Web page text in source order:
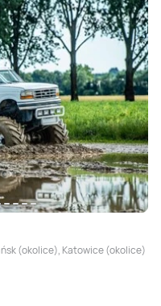
(okolice), Katowice (okolice)